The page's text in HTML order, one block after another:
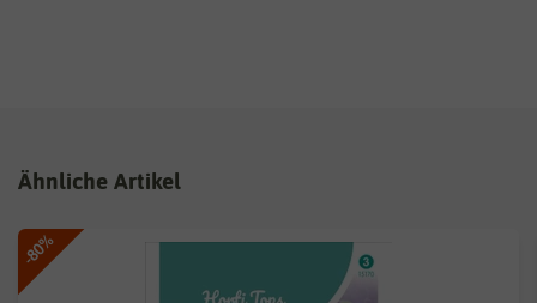
Ähnliche Artikel
-80%